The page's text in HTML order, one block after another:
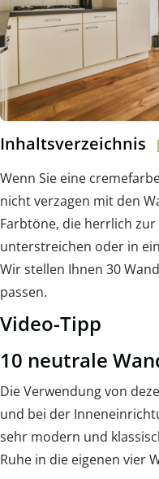
Inhaltsverzeichnis
Wenn Sie eine
nicht verzagen mit den
Farbtöne, die herrlich
unterstreichen oder in
Wir stellen Ihnen 30
passen.
Video-Tipp
10 neutrale
Die Verwendung von
und bei der
sehr modern und
Ruhe in die eigenen vier